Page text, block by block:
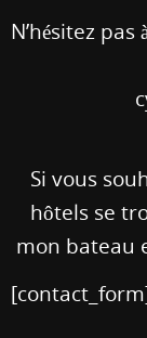
N’hésitez
Si vous
hôtels se
mon bateau